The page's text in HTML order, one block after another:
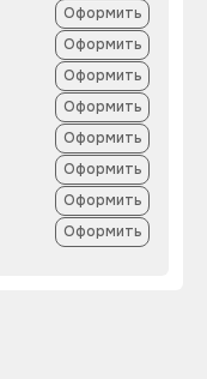
Оформить
Оформить
Оформить
Оформить
Оформить
Оформить
Оформить
Оформить